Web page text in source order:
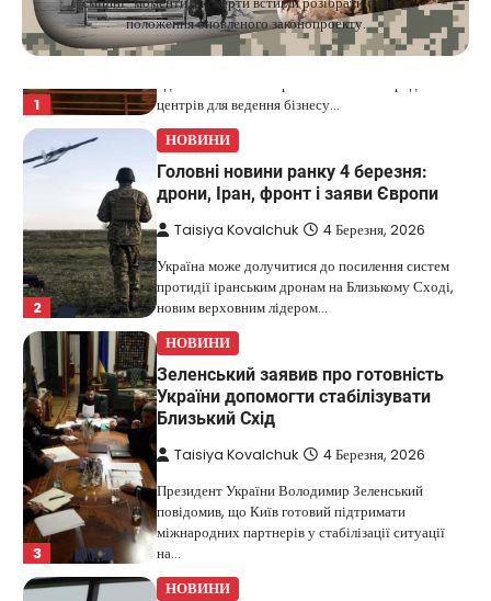
положення оновленого законопроекту.
1
Taisiya Kovalchuk 5 Березня, 2026
Дубай протягом багатьох років утримує статус
одного з найбільш привабливих міжнародних
центрів для ведення бізнесу…
2
НОВИНИ
Головні новини ранку 4 березня:
дрони, Іран, фронт і заяви Європи
Taisiya Kovalchuk 4 Березня, 2026
Україна може долучитися до посилення систем
протидії іранським дронам на Близькому Сході,
новим верховним лідером…
3
НОВИНИ
Зеленський заявив про готовність
України допомогти стабілізувати
Близький Схід
Taisiya Kovalchuk 4 Березня, 2026
Президент України Володимир Зеленський
повідомив, що Київ готовий підтримати
міжнародних партнерів у стабілізації ситуації
на…
НОВИНИ